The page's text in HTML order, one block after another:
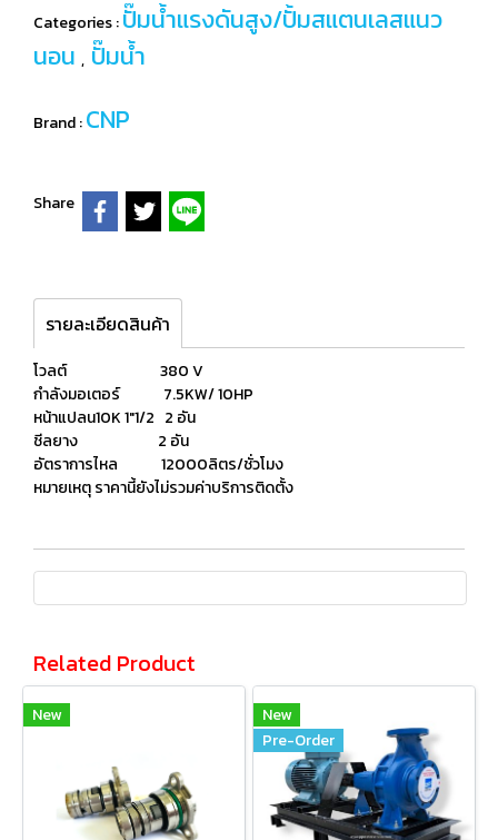
Categories :ปั๊มน้ำแรงดันสูง/ปั้มสแตนเลสแนว
นอน , ปั๊มน้ำ
Brand :CNP
Share
รายละเอียดสินค้า
โวลต์ 380 V
กำลังมอเตอร์ 7.5KW/ 10HP
หน้าแปลน10K 1"1/2 2 อัน
ชีลยาง 2 อัน
อัตราการไหล 12000ลิตร/ชั่วโมง
หมายเหตุ ราคานี้ยังไม่รวมค่าบริการติดตั้ง
Related Product
New
New
Pre-Order